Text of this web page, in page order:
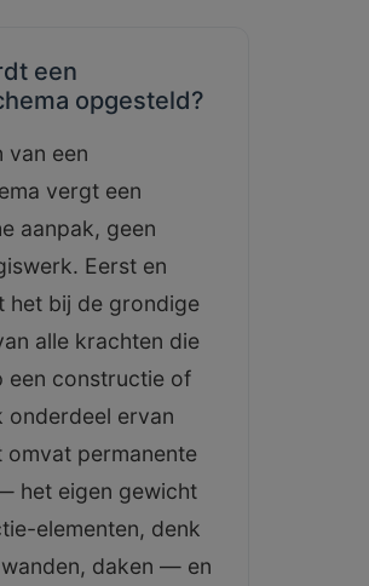
een
opgesteld?
van een
vergt een
aanpak, geen
Eerst en
het bij de grondige
alle krachten die
een constructie of
onderdeel ervan
omvat permanente
het eigen gewicht
elementen, denk
daken — en